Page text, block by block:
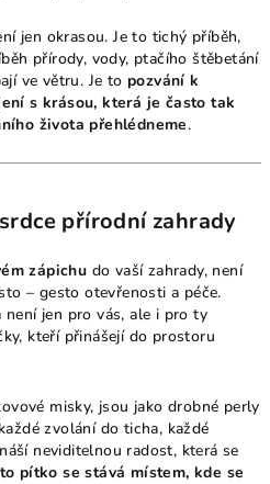
jen okrasou. Je to tichý příběh,
přírody, vody, ptačího štěbetání
ve větru. Je to pozvání k
s krásou, která je často tak
života přehlédneme.
přírodní zahrady
zápichu do vaší zahrady, není
– gesto otevřenosti a péče.
není jen pro vás, ale i pro ty
kteří přinášejí do prostoru
misky, jsou jako drobné perly
zvolání do ticha, každé
neviditelnou radost, která se
pítko se stává místem, kde se